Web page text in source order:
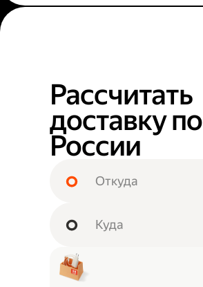
Рассчитать
доставку по
России